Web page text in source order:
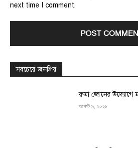
next time I comment.
সবচেয়ে জনপ্রিয়
রুমা জোনের উদ্যোগে
আগস্ট ৯, ২০২৬